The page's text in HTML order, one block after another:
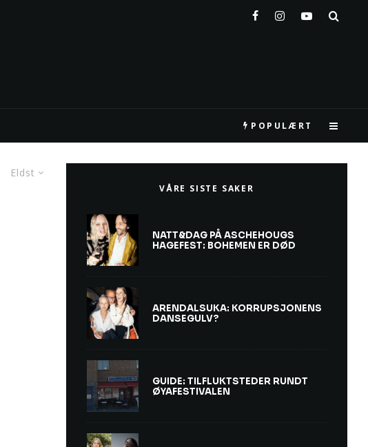
POPULÆRT
Eldst
VÅRE SISTE SAKER
NATT&DAG PÅ ASCHEHOUGS
HAGEFEST: BOHEMEN ER DØD
ARENDALSUKA: KORRUPSJONENS
DANSEGULV?
GUIDE: TILFLUKTSTEDER RUNDT
ØYAFESTIVALEN